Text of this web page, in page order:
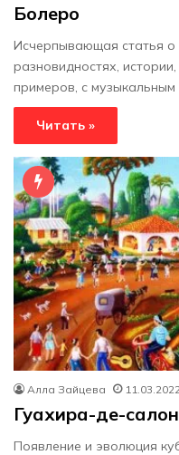
Болеро
Исчерпывающая статья о
разновидностях,
примеров, с музыкальным
Читать »
Алла Зайцева 11.03.2022
Гуахира-де-салон
Появление и эволюция